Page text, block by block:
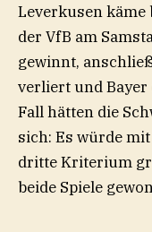
Leverkusen käme
der VfB am
gewinnt,
verliert und Bayer
Fall hätten die
sich: Es würde
dritte Kriterium
beide Spiele